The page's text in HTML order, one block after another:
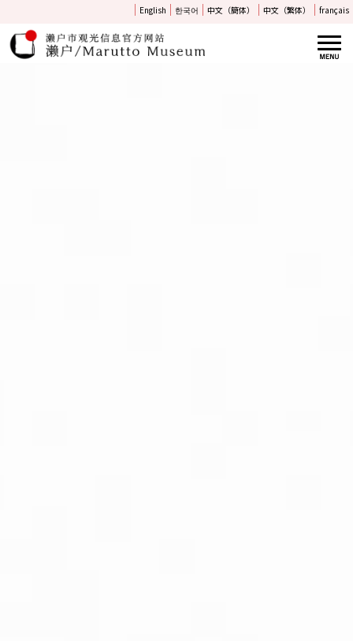
English 한국어 中文（簡体） 中文（繁体） français